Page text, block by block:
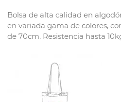
Bolsa de alta calidad en
en variada gama de colores,
de 70cm. Resistencia hasta